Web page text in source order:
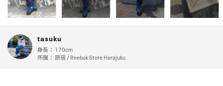
tasuku
身長： 170cm
所属： 原宿 / Reebok Store Harajuku